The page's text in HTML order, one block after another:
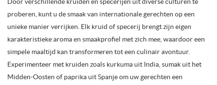
proberen, kunt u de smaak van internationale gerechten op een
unieke manier verrijken. Elk kruid of specerij brengt zijn eigen
karakteristieke aroma en smaakprofiel met zich mee, waardoor een
simpele maaltijd kan transformeren tot een culinair avontuur.
Experimenteer met kruiden zoals kurkuma uit India, sumak uit het
Midden-Oosten of paprika uit Spanje om uw gerechten een